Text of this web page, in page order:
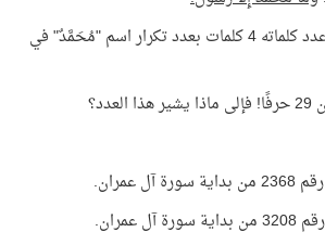
كل مطلع من المطلعين عدد كلماته 4 كلمات بعدد تكرار اسم "مُحَمَّدٌ" في